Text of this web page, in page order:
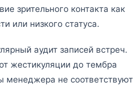
зрительного контакта как
или низкого статуса.
аудит записей встреч.
жестикуляции до тембра
менеджера не соответствуют